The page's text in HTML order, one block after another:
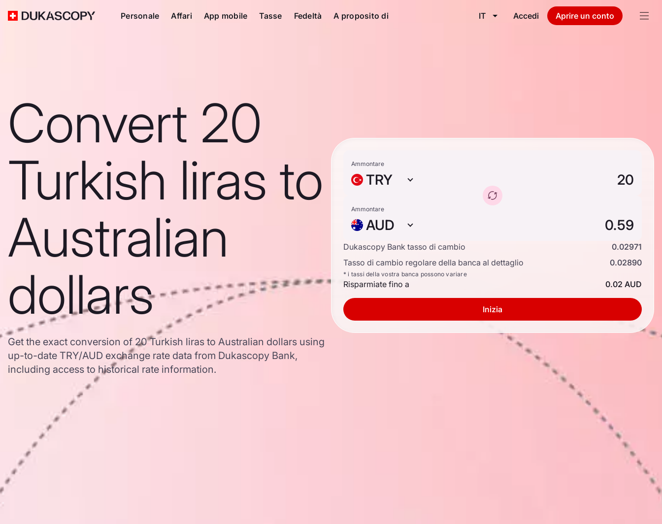
Personale Affari App mobile Tasse Fedeltà A proposito di IT Accedi Aprire un conto
Convert 20
Turkish liras to
Australian
dollars
Get the exact conversion of 20 Turkish liras to Australian dollars using
up-to-date TRY/AUD exchange rate data from Dukascopy Bank,
including access to historical rate information.
Ammontare
TRY
Ammontare
AUD
Dukascopy Bank tasso di cambio
0.02971
Tasso di cambio regolare della banca al dettaglio
0.02890
* i tassi della vostra banca possono variare
Risparmiate fino a 0.02 AUD
Inizia